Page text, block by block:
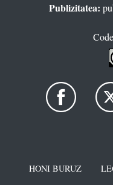
Publizitatea:
HONI BURUZ